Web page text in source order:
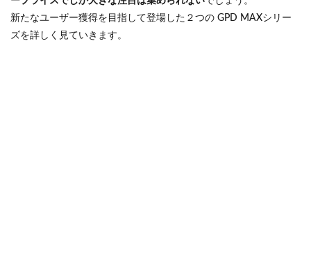
新たなユーザー獲得を目指して登場した２つの GPD MAXシリー
ズを詳しく見ていきます。